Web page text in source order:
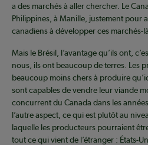
a des marchés à aller chercher. Le
Philippines, à Manille, justement pour
canadiens à développer ces marchés-là.
Mais le Brésil, l’avantage qu’ils ont,
nous, ils ont beaucoup de terres. Les
beaucoup moins chers à produire
sont capables de vendre leur viande
concurrent du Canada dans les
l’autre aspect, ce qui est plutôt au
laquelle les producteurs pourraient
tout ce qui vient de l’étranger : États-